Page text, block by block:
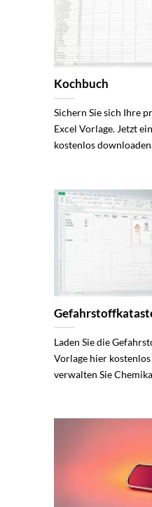
Kochbuch
Sichern Sie sich Ihre
Excel Vorlage. Jetzt
kostenlos
Laden Sie die
Vorlage hier
verwalten Sie